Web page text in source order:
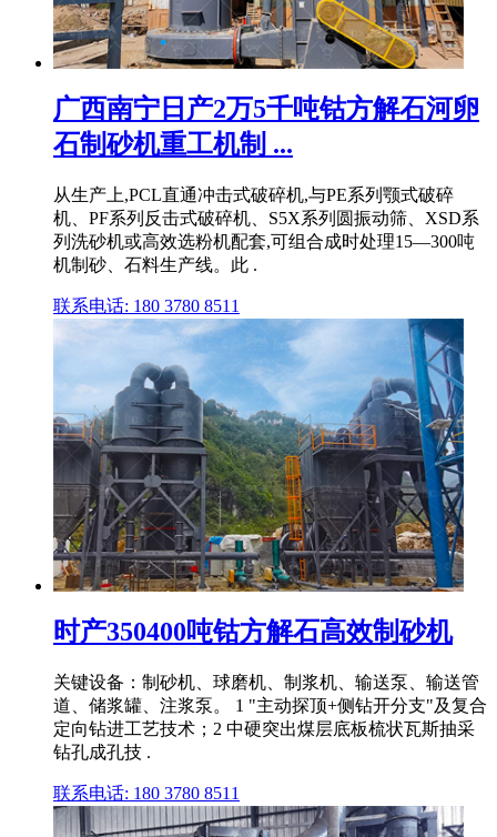
广西南宁日产2万5千吨钴方解石河卵
石制砂机重工机制 ...
从生产上,PCL直通冲击式破碎机,与PE系列颚式破碎
机、PF系列反击式破碎机、S5X系列圆振动筛、XSD系
列洗砂机或高效选粉机配套,可组合成时处理15—300吨
机制砂、石料生产线。此 .
联系电话: 180 3780 8511
时产350400吨钴方解石高效制砂机
关键设备：制砂机、球磨机、制浆机、输送泵、输送管
道、储浆罐、注浆泵。 1 "主动探顶+侧钻开分支"及复合
定向钻进工艺技术；2 中硬突出煤层底板梳状瓦斯抽采
钻孔成孔技 .
联系电话: 180 3780 8511